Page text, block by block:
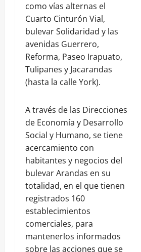
como vías alternas el
Cuarto Cinturón Vial,
bulevar Solidaridad y las
avenidas Guerrero,
Reforma, Paseo Irapuato,
Tulipanes y Jacarandas
(hasta la calle York).
A través de las Direcciones
de Economía y Desarrollo
Social y Humano, se tiene
acercamiento con
habitantes y negocios del
bulevar Arandas en su
totalidad, en el que tienen
registrados 160
establecimientos
comerciales, para
mantenerlos informados
sobre las acciones que se